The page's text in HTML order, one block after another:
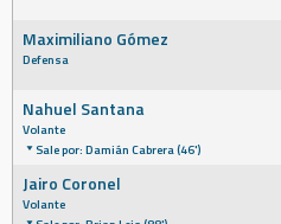
Maximiliano Gómez
Defensa
Nahuel Santana
Volante
Sale por: Damián Cabrera (46')
Jairo Coronel
Volante